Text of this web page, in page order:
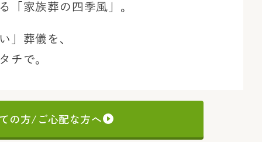
「家族葬の四季風」。
」葬儀を、
チで。
の方/ご心配な方へ